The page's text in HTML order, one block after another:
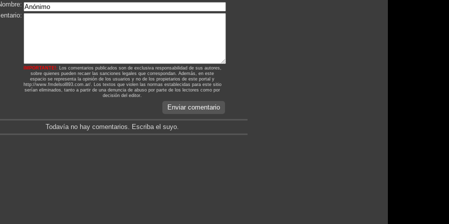
IMPORTANTE!: Los comentarios publicados son de exclusiva responsabilidad de sus autores,
sobre quienes pueden recaer las sanciones legales que correspondan. Además, en este
espacio se representa la opinión de los usuarios y no de los propietarios de este portal y
http://www.fmdelsol893.com.ar/. Los textos que violen las normas establecidas para este sitio
serían eliminados, tanto a partir de una denuncia de abuso por parte de los lectores como por
decisión del editor.
Enviar comentario
Todavía no hay comentarios. Escriba el suyo.